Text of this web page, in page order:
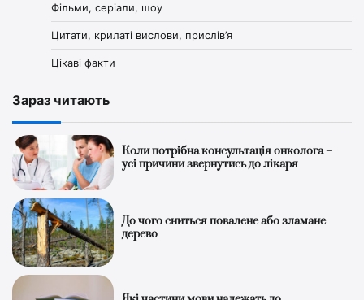
Фільми, серіали, шоу
Цитати, крилаті вислови, прислів’я
Цікаві факти
Зараз читають
Коли потрібна консультація онколога –
усі причини звернутись до лікаря
До чого сниться повалене або зламане
дерево